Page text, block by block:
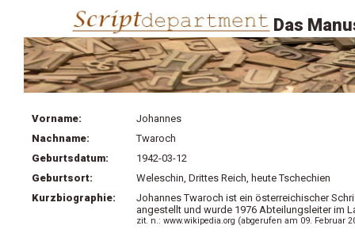
Das
Vorname:
Johannes
Nachname:
Twaroch
Geburtsdatum:
1942-03-12
Geburtsort:
Weleschin, Drittes Reich, heute Tschechien
Kurzbiographie:
Johannes Twaroch ist ein österreichischer
angestellt und wurde 1976 Abteilungsleiter im
zit. n.: www.wikipedia.org (abgerufen am 09. Februar